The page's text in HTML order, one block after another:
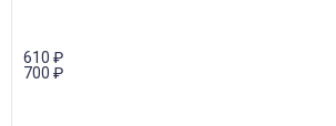
610 ₽
700 ₽